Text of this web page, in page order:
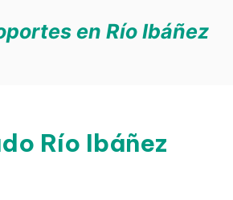
en Río Ibáñez
Río Ibáñez